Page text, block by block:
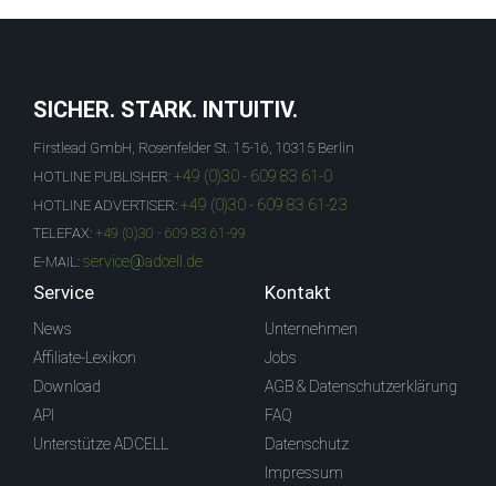
SICHER. STARK. INTUITIV.
Firstlead GmbH, Rosenfelder St. 15-16, 10315 Berlin
HOTLINE PUBLISHER: +49 (0)30 - 609 83 61-0
HOTLINE ADVERTISER: +49 (0)30 - 609 83 61-23
TELEFAX: +49 (0)30 - 609 83 61-99
E-MAIL: service@adcell.de
Service
News
Affiliate-Lexikon
Download
API
Unterstütze ADCELL
Kontakt
Unternehmen
Jobs
AGB & Datenschutzerklärung
FAQ
Datenschutz
Impressum